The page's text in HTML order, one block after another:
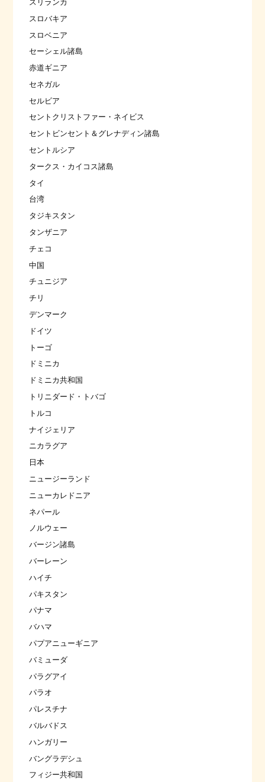
スリランカ
スロバキア
スロベニア
セーシェル諸島
赤道ギニア
セネガル
セルビア
セントクリストファー・ネイビス
セントビンセント＆グレナディン諸島
セントルシア
タークス・カイコス諸島
タイ
台湾
タジキスタン
タンザニア
チェコ
中国
チュニジア
チリ
デンマーク
ドイツ
トーゴ
ドミニカ
ドミニカ共和国
トリニダード・トバゴ
トルコ
ナイジェリア
ニカラグア
日本
ニュージーランド
ニューカレドニア
ネパール
ノルウェー
バージン諸島
バーレーン
ハイチ
パキスタン
パナマ
バハマ
パプアニューギニア
バミューダ
パラグアイ
パラオ
パレスチナ
バルバドス
ハンガリー
バングラデシュ
フィジー共和国